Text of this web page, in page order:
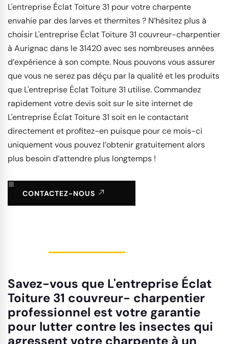
L'entreprise Éclat Toiture 31 pour votre charpente
envahie par des larves et thermites ? N’hésitez plus à
choisir L'entreprise Éclat Toiture 31 couvreur-charpentier
à Aurignac dans le 31420 avec ses nombreuses années
d’expérience à son compte. Nous pouvons vous assurer
que vous ne serez pas déçu par la qualité et les produits
que L'entreprise Éclat Toiture 31 utilise. Commandez
rapidement votre devis soit sur le site internet de
L'entreprise Éclat Toiture 31 soit en le contactant
directement et profitez-en puisque pour ce mois-ci
uniquement vous pouvez l’obtenir gratuitement alors
plus besoin d’attendre plus longtemps !
CONTACTEZ-NOUS
Savez-vous que L'entreprise Éclat
Toiture 31 couvreur- charpentier
professionnel est votre garantie
pour lutter contre les insectes qui
agressent votre charpente à un